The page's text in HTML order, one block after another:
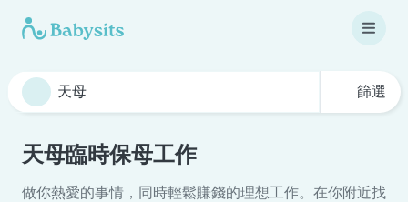
篩選
天母臨時保母工作
做你熱愛的事情，同時輕鬆賺錢的理想工作。在你附近找